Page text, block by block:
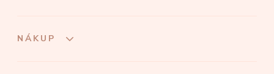
NÁKUP